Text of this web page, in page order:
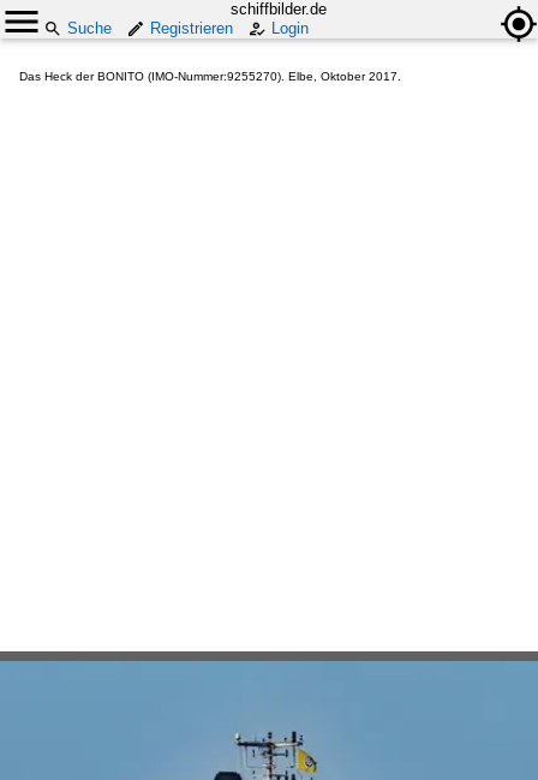
schiffbilder.de
Suche
Registrieren Login
Das Heck der BONITO (IMO-Nummer:9255270). Elbe, Oktober 2017.